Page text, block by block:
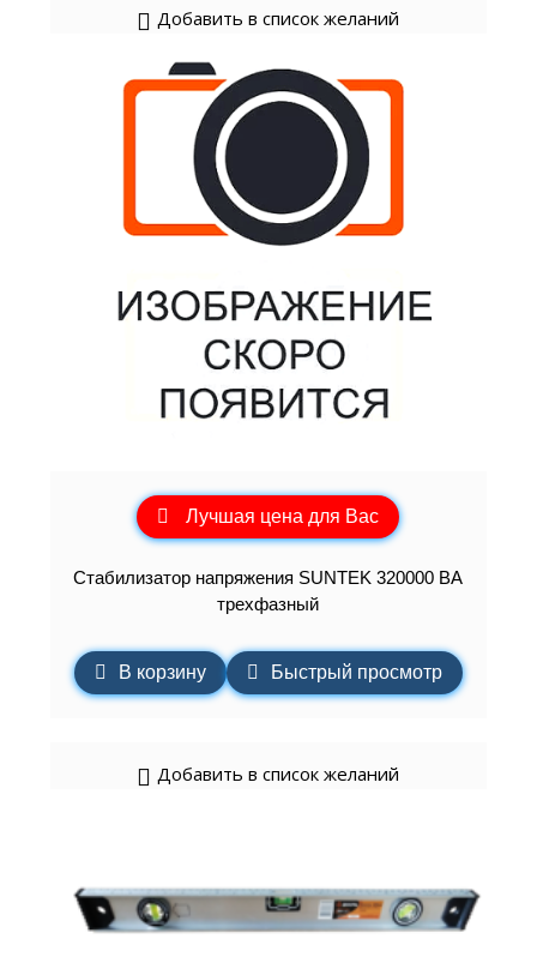
Добавить в список желаний
Лучшая цена для Вас
Стабилизатор напряжения SUNTEK 320000 ВА
трехфазный
В корзину Быстрый просмотр
Добавить в список желаний